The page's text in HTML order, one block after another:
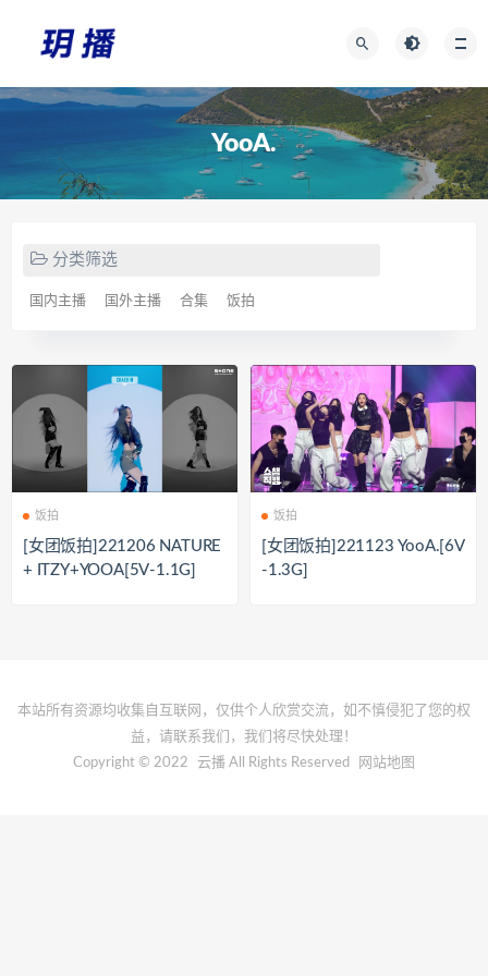
YooA.
分类筛选
国内主播 国外主播 合集 饭拍
饭拍
[女团饭拍]221206 NATURE
+ ITZY+YOOA[5V-1.1G]
饭拍
[女团饭拍]221123 YooA.[6V
-1.3G]
本站所有资源均收集自互联网，仅供个人欣赏交流，如不慎侵犯了您的权
益，请联系我们，我们将尽快处理！
Copyright © 2022
云播 All Rights Reserved 网站地图